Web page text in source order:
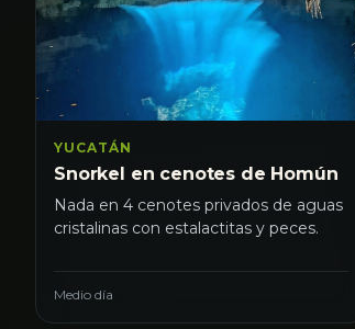
YUCATÁN
Snorkel en cenotes de Homún
Nada en 4 cenotes privados de aguas
cristalinas con estalactitas y peces.
Medio día